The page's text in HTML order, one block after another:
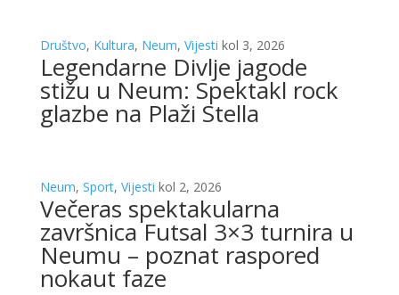
Društvo, Kultura, Neum, Vijesti kol 3, 2026
Legendarne Divlje jagode
stižu u Neum: Spektakl rock
glazbe na Plaži Stella
Neum, Sport, Vijesti kol 2, 2026
Večeras spektakularna
završnica Futsal 3×3 turnira u
Neumu – poznat raspored
nokaut faze